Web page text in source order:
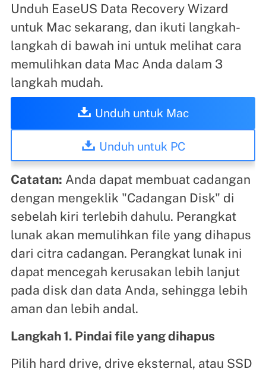
Unduh EaseUS Data Recovery Wizard
untuk Mac sekarang, dan ikuti langkah-
langkah di bawah ini untuk melihat cara
memulihkan data Mac Anda dalam 3
langkah mudah.
Unduh untuk Mac
Unduh untuk PC
Catatan: Anda dapat membuat cadangan
dengan mengeklik "Cadangan Disk" di
sebelah kiri terlebih dahulu. Perangkat
lunak akan memulihkan file yang dihapus
dari citra cadangan. Perangkat lunak ini
dapat mencegah kerusakan lebih lanjut
pada disk dan data Anda, sehingga lebih
aman dan lebih andal.
Langkah 1. Pindai file yang dihapus
Pilih hard drive, drive eksternal, atau SSD